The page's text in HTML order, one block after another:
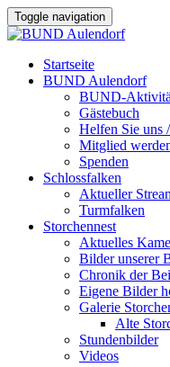
Toggle navigation
Startseite
BUND Aulendorf
BUND-
Gästebuch
Helfen Sie uns
Mitglied
Spenden
Schlossfalken
Aktueller
Turmfalken
Storchennest
Aktuelles
Bilder unserer
Chronik der
Eigene Bilder
Galerie
Alte
Stundenbilder
Videos